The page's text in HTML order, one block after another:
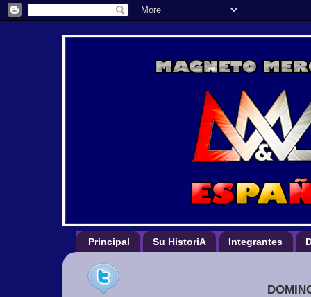
Principal Su HistoriA Integrantes